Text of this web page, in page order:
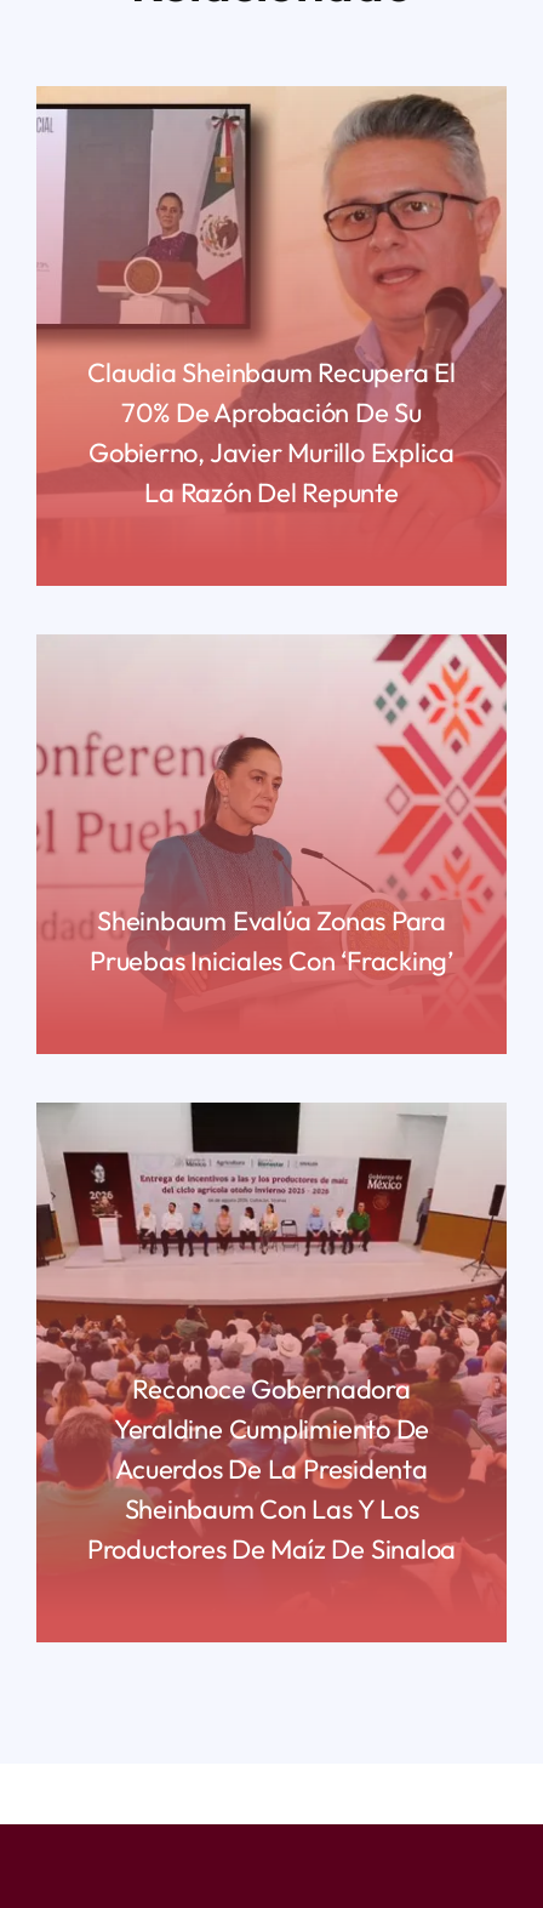
Claudia Sheinbaum Recupera El
70% De Aprobación De Su
Gobierno, Javier Murillo Explica
La Razón Del Repunte
Sheinbaum Evalúa Zonas Para
Pruebas Iniciales Con ‘fracking’
Reconoce Gobernadora
Yeraldine Cumplimiento De
Acuerdos De La Presidenta
Sheinbaum Con Las Y Los
Productores De Maíz De Sinaloa